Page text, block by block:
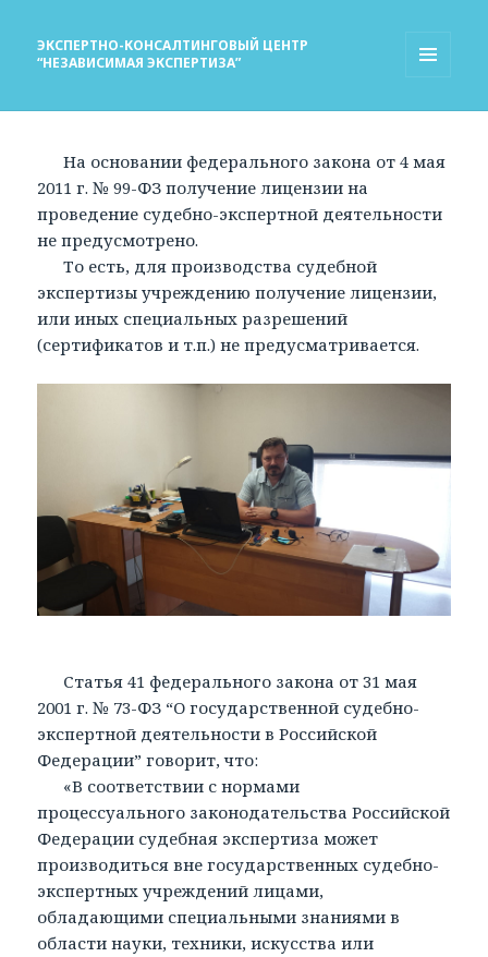
ЭКСПЕРТНО-КОНСАЛТИНГОВЫЙ ЦЕНТР
“НЕЗАВИСИМАЯ ЭКСПЕРТИЗА”
На основании федерального закона от 4 мая
2011 г. № 99-ФЗ получение лицензии на
проведение судебно-экспертной деятельности
не предусмотрено.
То есть, для производства судебной
экспертизы учреждению получение лицензии,
или иных специальных разрешений
(сертификатов и т.п.) не предусматривается.
Статья 41 федерального закона от 31 мая
2001 г. № 73-ФЗ “О государственной судебно-
экспертной деятельности в Российской
Федерации” говорит, что:
«В соответствии с нормами
процессуального законодательства Российской
Федерации судебная экспертиза может
производиться вне государственных судебно-
экспертных учреждений лицами,
обладающими специальными знаниями в
области науки, техники, искусства или